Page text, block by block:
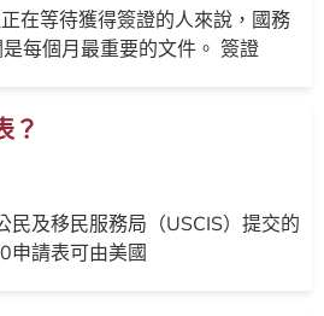
在等待獲得簽證的人來說，國務
每個月最重要的文件。 簽證
？
及移民服務局（USCIS）提交的
申請表可由美國